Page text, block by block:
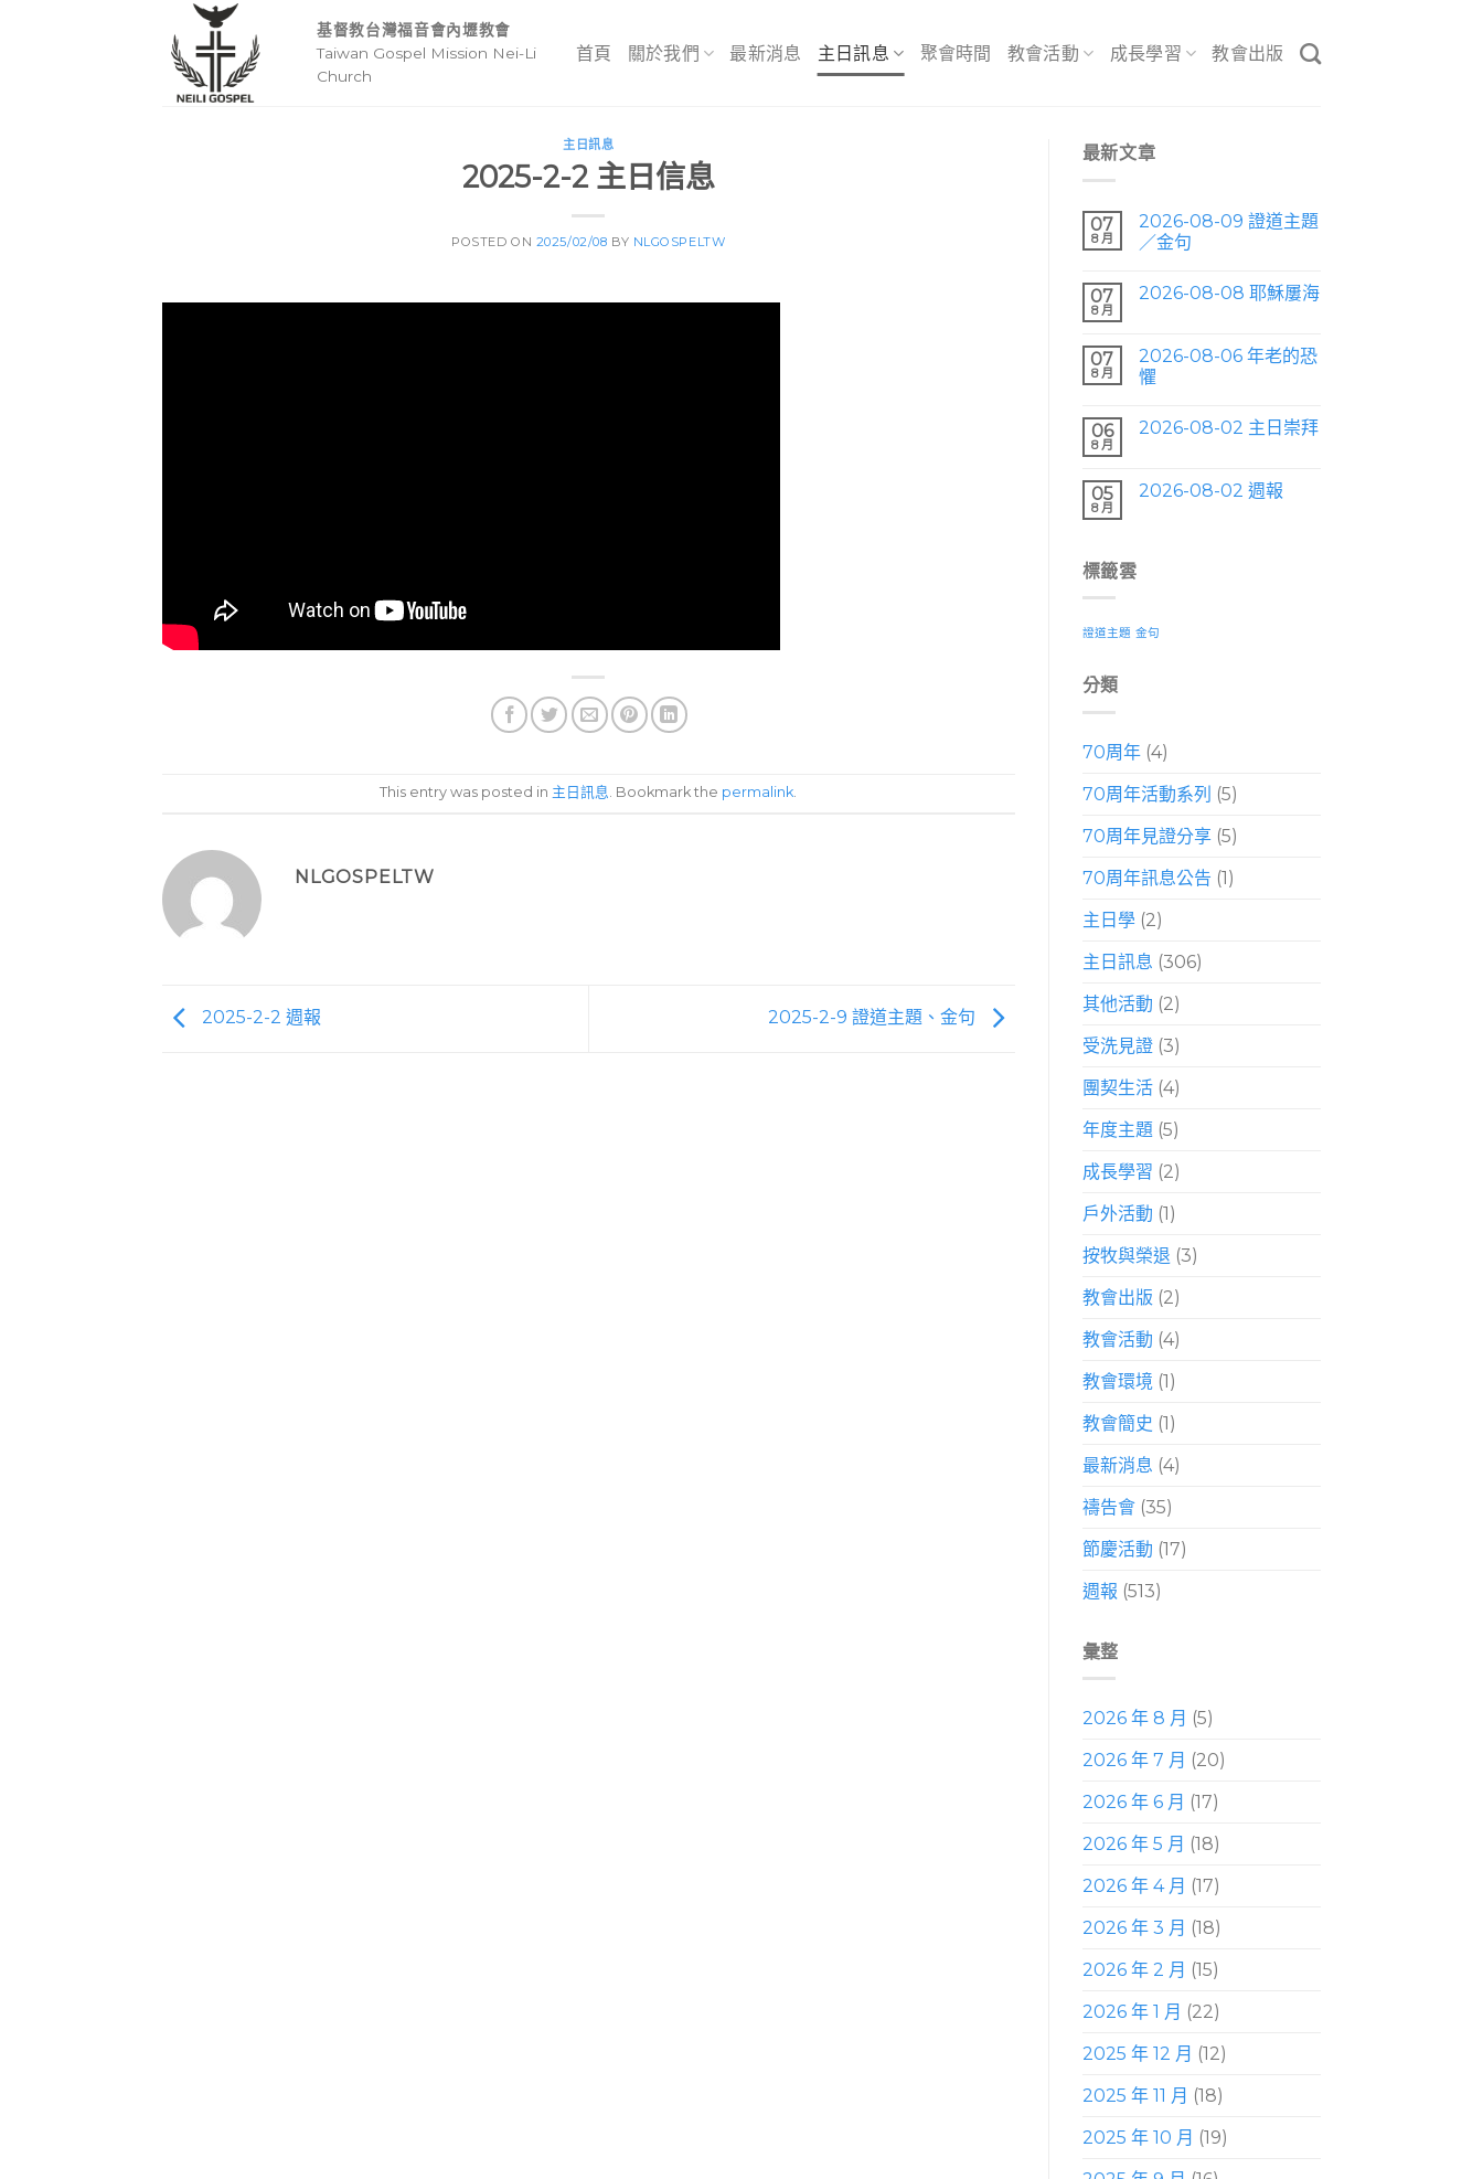
基督教台灣福音會內壢教會
Taiwan Gospel Mission Nei-Li
Church
首頁 關於我們 最新消息 主日訊息 聚會時間 教會活動 成長學習 教會出版
主日訊息
2025-2-2 主日信息
POSTED ON 2025/02/08 BY NLGOSPELTW
This entry was posted in 主日訊息. Bookmark the permalink.
NLGOSPELTW
2025-2-2 週報 2025-2-9 證道主題、金句
最新文章
07
8 月
2026-08-09 證道主題
／金句
07
8 月
2026-08-08 耶穌屢海
07
8 月
2026-08-06 年老的恐
懼
06
8 月
2026-08-02 主日崇拜
05
8 月
2026-08-02 週報
標籤雲
證道主題 金句
分類
70周年(4)
70周年活動系列 (5)
70周年見證分享(5)
70周年訊息公告 (1)
主日學(2)
主日訊息 (306)
其他活動 (2)
受洗見證(3)
團契生活(4)
年度主題(5)
成長學習 (2)
戶外活動 (1)
按牧與榮退 (3)
教會出版 (2)
教會活動 (4)
教會環境 (1)
教會簡史 (1)
最新消息 (4)
禱告會(35)
節慶活動 (17)
週報 (513)
彙整
2026 年 8 月 (5)
2026 年 7 月 (20)
2026 年 6 月 (17)
2026 年 5 月 (18)
2026 年 4 月 (17)
2026 年 3 月 (18)
2026 年 2 月 (15)
2026 年 1 月 (22)
2025 年 12 月 (12)
2025 年 11 月 (18)
2025 年 10 月 (19)